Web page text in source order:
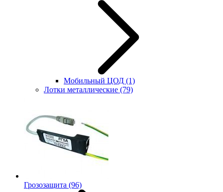
Мобильный ЦОД (1)
Лотки металлические (79)
Грозозащита (96)